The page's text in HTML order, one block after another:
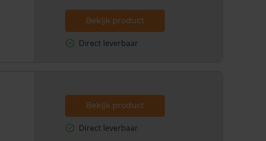
Bekijk product
Direct leverbaar
Bekijk product
Direct leverbaar